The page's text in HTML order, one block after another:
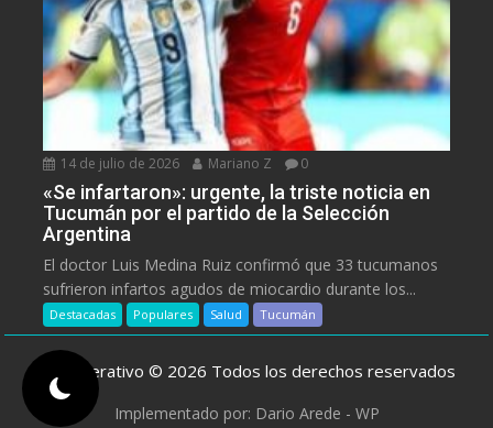
14 de julio de 2026 Mariano Z 0
«Se infartaron»: urgente, la triste noticia en
Tucumán por el partido de la Selección
Argentina
El doctor Luis Medina Ruiz confirmó que 33 tucumanos
sufrieron infartos agudos de miocardio durante los...
Destacadas Populares Salud Tucumán
ElCooperativo © 2026 Todos los derechos reservados